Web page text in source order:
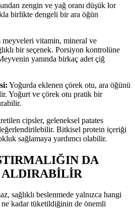
zengin ve yağ oranı düşük lor
birlikte dengeli bir ara öğün
meyveleri vitamin, mineral ve
bir seçenek. Porsiyon kontrolüne
yanında birkaç adet çiğ
Yoğurda eklenen çörek otu, ara öğünü
Yoğurt ve çörek otu pratik bir
cipsler, geleneksel patates
Bitkisel protein içeriği
sağlamaya yardımcı olabilir.
DA
sağlıklı beslenmede yalnızca hangi
kadar tüketildiğinin de önemli